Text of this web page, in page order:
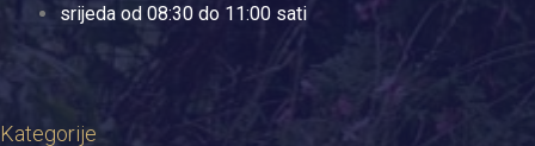
srijeda od 08:30 do 11:00 sati
Kategorije